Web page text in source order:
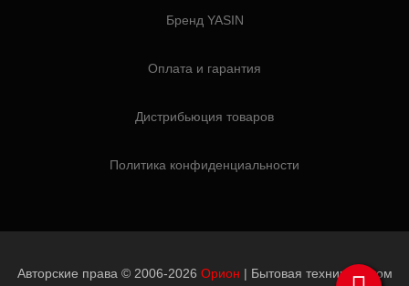
Бренд YASIN
Оплата и гарантия
Дистрибьюция товаров
Политика конфиденциальности
Авторские права © 2006-2026 Орион | Бытовая техника оптом